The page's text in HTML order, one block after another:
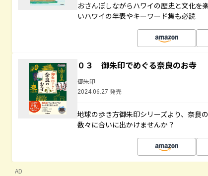
おさんぽしながらハワイの歴史と文化を
いハワイの年表やキーワード集も必読
０３ 御朱印でめぐる奈良のお寺
御朱印
2024.06.27 発売
地球の歩き方御朱印シリーズより、奈良
数々に合いに出かけませんか？
AD